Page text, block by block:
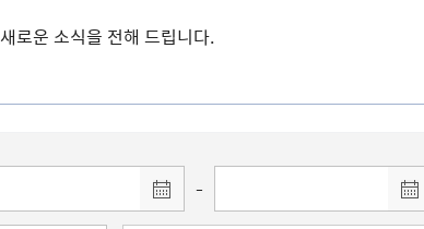
새로운 소식을 전해 드립니다.
-